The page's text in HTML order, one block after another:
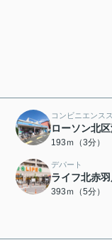
コンビニエンス
ローソン北
193ｍ（3分）
デパート
ライフ北赤
393ｍ（5分）